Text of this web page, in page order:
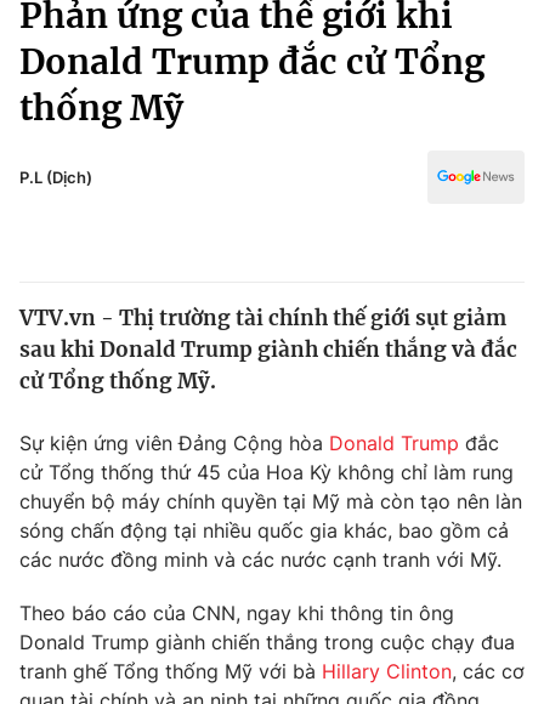
Chính trị
Xã hội
Pháp luật
Thế giới
Tin tức
Câu chuyện quốc tế
Kinh tế
Tài chính
Thị trường
Góc doanh nghiệp
Dữ liệu và đời sống
Truyền hình
Hậu trường
Nhân vật
Giải trí
Điện ảnh
Đời sống
Thể thao
Truyền hình
Văn hóa - Giải trí
Y tế
Công nghệ
Phản ứng của thế giới khi
Donald Trump đắc cử Tổng
thống Mỹ
P.L (Dịch)
VTV.vn - Thị trường tài chính thế giới sụt giảm
sau khi Donald Trump giành chiến thắng và đắc
cử Tổng thống Mỹ.
Sự kiện ứng viên Đảng Cộng hòa Donald Trump đắc
cử Tổng thống thứ 45 của Hoa Kỳ không chỉ làm rung
chuyển bộ máy chính quyền tại Mỹ mà còn tạo nên làn
sóng chấn động tại nhiều quốc gia khác, bao gồm cả
các nước đồng minh và các nước cạnh tranh với Mỹ.
Theo báo cáo của CNN, ngay khi thông tin ông
Donald Trump giành chiến thắng trong cuộc chạy đua
tranh ghế Tổng thống Mỹ với bà Hillary Clinton, các cơ